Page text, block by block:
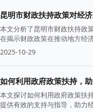
昆明市财政扶持政策对经
本文分析了昆明市财政扶持政
在揭示财政政策在推动地方经
2025-10-29
如何利用政府政策扶持，
本文探讨如何利用政府政策扶
提供有效的支持与指导，助力